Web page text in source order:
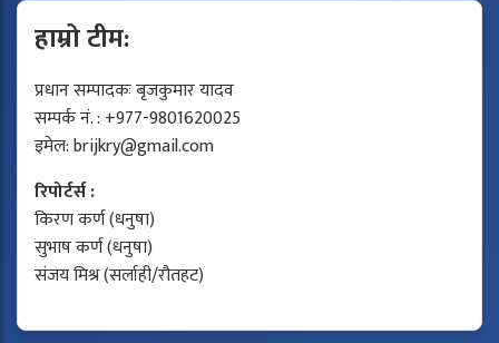
हाम्रो टीम:
प्रधान सम्पादकः बृजकुमार यादव
सम्पर्क नं. : +977-9801620025
इमेल:brijkry@gmail.com
रिपोर्टर्स :
किरण कर्ण (धनुषा)
सुभाष कर्ण (धनुषा)
संजय मिश्र (सर्लाही/रौतहट)